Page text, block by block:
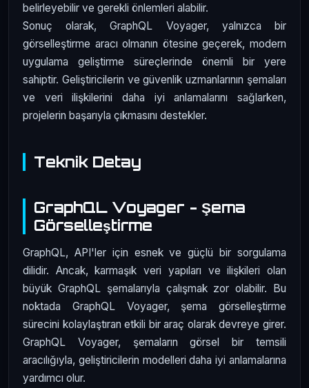
belirleyebilir ve gerekli önlemleri alabilir.
Sonuç olarak, GraphQL Voyager, yalnızca bir
görselleştirme aracı olmanın ötesine geçerek, modern
uygulama geliştirme süreçlerinde önemli bir yere
sahiptir. Geliştiricilerin ve güvenlik uzmanlarının şemaları
ve veri ilişkilerini daha iyi anlamalarını sağlarken,
projelerin başarıyla çıkmasını destekler.
Teknik Detay
GraphQL Voyager - Şema
Görselleştirme
GraphQL, API'ler için esnek ve güçlü bir sorgulama
dilidir. Ancak, karmaşık veri yapıları ve ilişkileri olan
büyük GraphQL şemalarıyla çalışmak zor olabilir. Bu
noktada GraphQL Voyager, şema görselleştirme
sürecini kolaylaştıran etkili bir araç olarak devreye girer.
GraphQL Voyager, şemaların görsel bir temsili
aracılığıyla, geliştiricilerin modelleri daha iyi anlamalarına
yardımcı olur.